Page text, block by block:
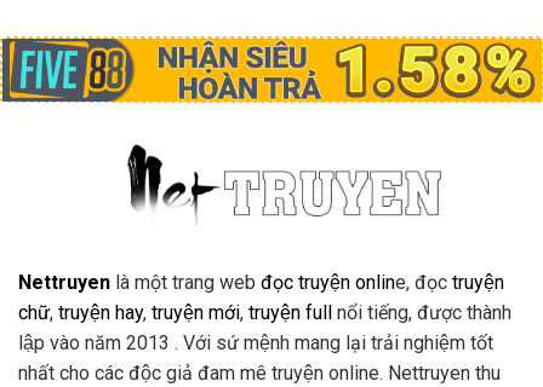
Nettruyen là một trang web đọc truyện online, đọc truyện
chữ, truyện hay, truyện mới, truyện full
nổi tiếng, được thành
lập vào năm 2013 . Với sứ mệnh mang lại trải nghiệm tốt
nhất cho các độc giả đam mê truyện online. Nettruyen thu